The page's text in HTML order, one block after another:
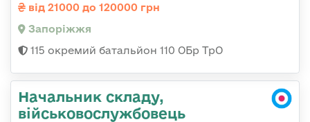
від 21000 до 120000 грн
Запоріжжя
115 окремий батальйон 110 ОБр ТрО
Начальник складу,
військовослужбовець